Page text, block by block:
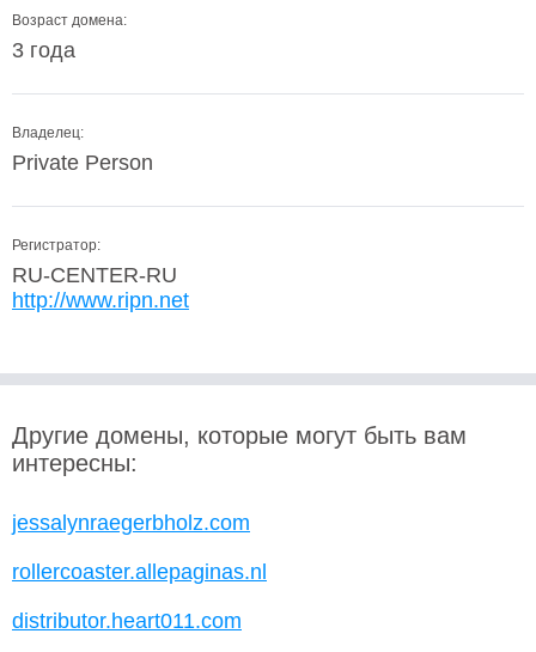
Возраст домена:
3 года
Владелец:
Private Person
Регистратор:
RU-CENTER-RU
http://www.ripn.net
Другие домены, которые могут быть вам
интересны:
jessalynraegerbholz.com
rollercoaster.allepaginas.nl
distributor.heart011.com